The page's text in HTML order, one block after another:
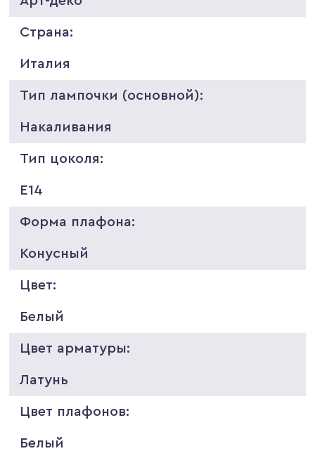
Страна:
Италия
Тип лампочки (основной):
Накаливания
Тип цоколя:
E14
Форма плафона:
Конусный
Цвет:
Белый
Цвет арматуры:
Латунь
Цвет плафонов:
Белый